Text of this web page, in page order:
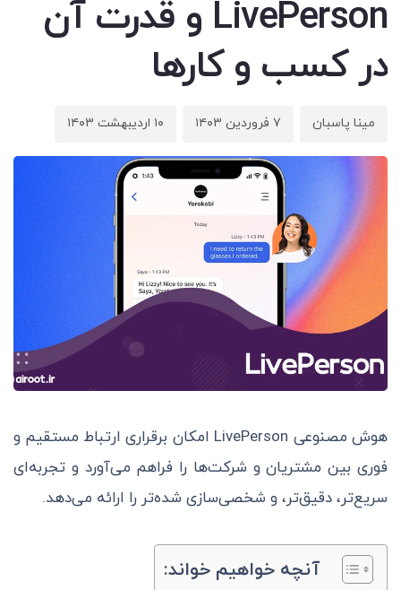
LivePerson و قدرت آن
در کسب و کارها
مینا پاسبان ۷ فروردین ۱۴۰۳ ۱۰ اردیبهشت ۱۴۰۳
هوش مصنوعی LivePerson امکان برقراری ارتباط مستقیم و
فوری بین مشتریان و شرکت‌ها را فراهم می‌آورد و تجربه‌ای
سریع‌تر، دقیق‌تر، و شخصی‌سازی شده‌تر را ارائه می‌دهد.
آنچه خواهیم خواند: